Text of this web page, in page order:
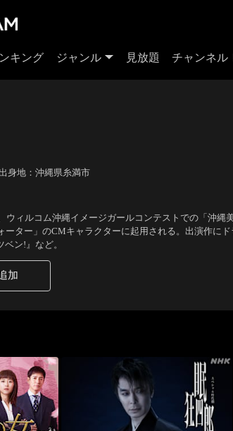
キング ジャンル 見放題 チャンネル
身地：沖縄県糸満市
ウィルコム沖縄イメージガールコンテストでの「沖縄
ーター」のCMキャラクターに起用される。出演作に
ベン!』など。
加